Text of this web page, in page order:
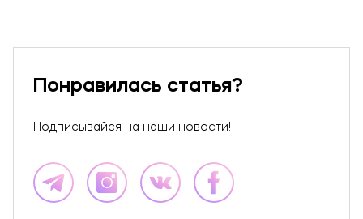
Понравилась статья?
Подписывайся на наши новости!